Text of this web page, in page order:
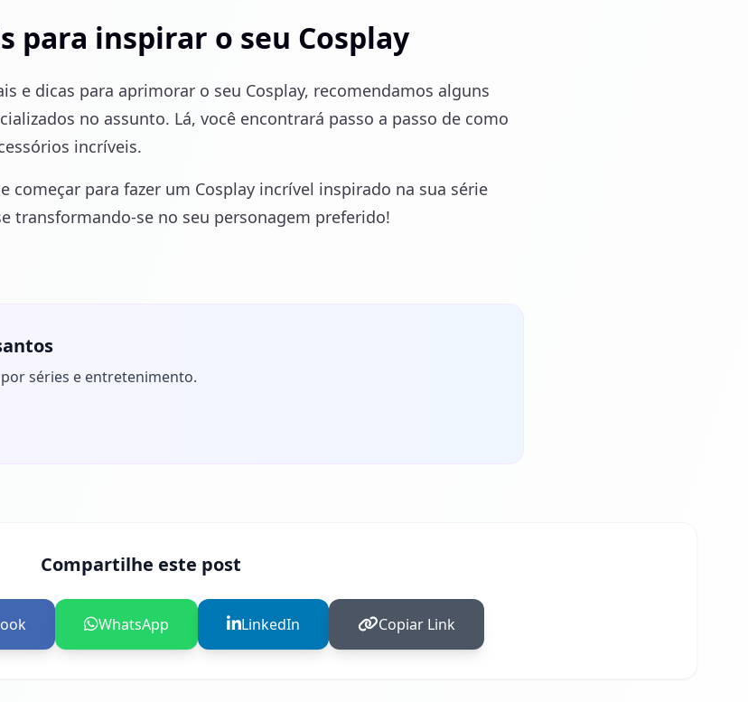
para inspirar o seu Cosplay
e dicas para aprimorar o seu Cosplay, recomendamos alguns
no assunto. Lá, você encontrará passo a passo de como
incríveis.
começar para fazer um Cosplay incrível inspirado na sua série
transformando-se no seu personagem preferido!
séries e entretenimento.
Compartilhe este post
WhatsApp LinkedIn Copiar Link